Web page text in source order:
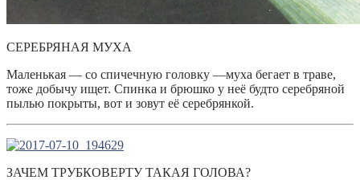
СЕРЕБРЯНАЯ МУХА
Маленькая — со спичечную головку —муха бегает в траве,
тоже добычу ищет. Спинка и брюшко у неё будто серебряной
пылью покрыты, вот и зовут её серебрянкой.
ЗАЧЕМ ТРУБКОВЕРТУ ТАКАЯ ГОЛОВА?